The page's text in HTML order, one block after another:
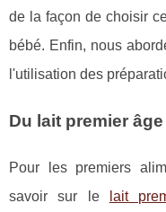
de la façon de choisir
bébé. Enfin, nous
l'utilisation des
Du lait premier âge
Pour les premiers
savoir sur le
lait